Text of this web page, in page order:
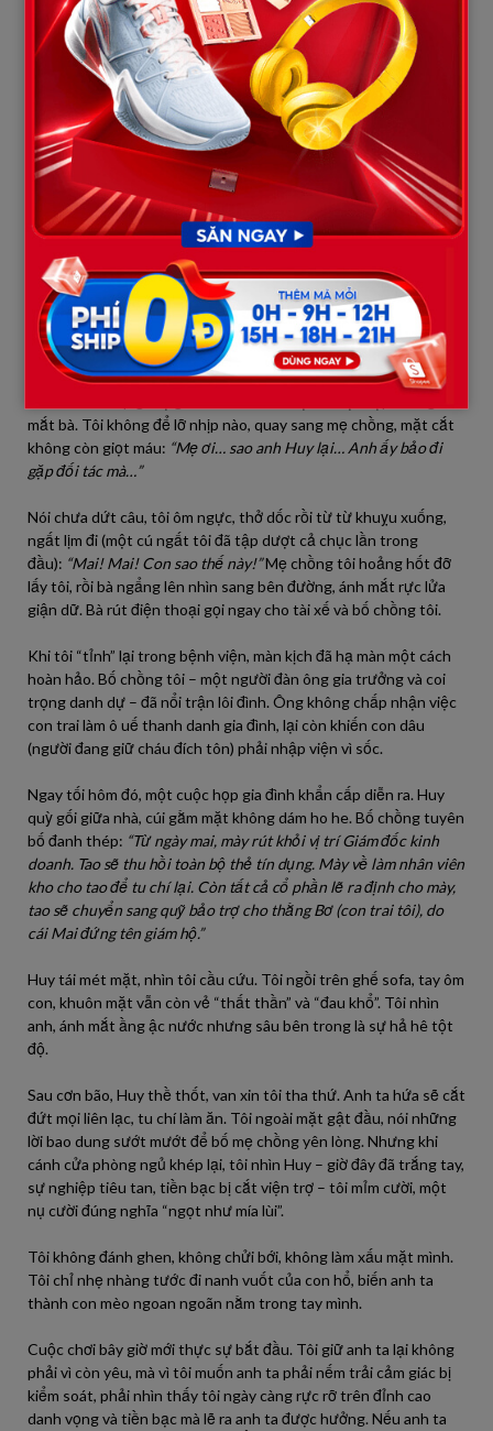
con thấy shop đồ hiệu đối diện hồ Tây đang sale hàng mới về đẹp
lắm. Mẹ con mình đi dạo phố, mua sắm chút cho khuây khỏa
nhé.”
Bà Lan, vốn cưng chiều con dâu, gật đầu ngay tắp lự.
Chúng tôi đến shop quần áo, vị trí đắc địa nhìn thẳng sang cửa
khách sạn bên kia đường. Tôi cố tình chọn chỗ ngồi gần cửa
kính, vừa ướm thử chiếc khăn lụa cho mẹ chồng, vừa liếc nhìn
đồng hồ. Đúng giờ G.
Cửa khách sạn mở ra. Huy bước ra, tay trong tay với cô nhân tình
nóng bỏng, cả hai cười nói rôm rả, thậm chí anh còn hôn lên má
cô ta ngay trước sảnh.
“Ơ… kia có phải là…”Tôi thốt lên, giọng run rẩy, đánh rơi chiếc
túi xách xuống sàn.
Bà Lan nhìn theo hướng tay tôi. Bà sững người. Cảnh tượng con
mắt bà. Tôi không để lỡ nhịp nào, quay sang mẹ chồng, mặt cắt
không còn giọt máu: “Mẹ ơi… sao anh Huy lại… Anh ấy bảo đi
gặp đối tác mà…”
Nói chưa dứt câu, tôi ôm ngực, thở dốc rồi từ từ khuỵu xuống,
ngất lịm đi (một cú ngất tôi đã tập dượt cả chục lần trong
đầu): “Mai! Mai! Con sao thế này!”Mẹ chồng tôi hoảng hốt đỡ
lấy tôi, rồi bà ngẩng lên nhìn sang bên đường, ánh mắt rực lửa
giận dữ. Bà rút điện thoại gọi ngay cho tài xế và bố chồng tôi.
Khi tôi “tỉnh” lại trong bệnh viện, màn kịch đã hạ màn một cách
hoàn hảo. Bố chồng tôi – một người đàn ông gia trưởng và coi
trọng danh dự – đã nổi trận lôi đình. Ông không chấp nhận việc
con trai làm ô uế thanh danh gia đình, lại còn khiến con dâu
(người đang giữ cháu đích tôn) phải nhập viện vì sốc.
Ngay tối hôm đó, một cuộc họp gia đình khẩn cấp diễn ra. Huy
quỳ gối giữa nhà, cúi gằm mặt không dám ho he. Bố chồng tuyên
bố đanh thép: “Từ ngày mai, mày rút khỏi vị trí Giám đốc kinh
doanh. Tao sẽ thu hồi toàn bộ thẻ tín dụng. Mày về làm nhân viên
kho cho tao để tu chí lại. Còn tất cả cổ phần lẽ ra định cho mày,
tao sẽ chuyển sang quỹ bảo trợ cho thằng Bơ (con trai tôi), do
cái Mai đứng tên giám hộ.”
Huy tái mét mặt, nhìn tôi cầu cứu. Tôi ngồi trên ghế sofa, tay ôm
con, khuôn mặt vẫn còn vẻ “thất thần” và “đau khổ”. Tôi nhìn
anh, ánh mắt ầng ậc nước nhưng sâu bên trong là sự hả hê tột
độ.
Sau cơn bão, Huy thề thốt, van xin tôi tha thứ. Anh ta hứa sẽ cắt
đứt mọi liên lạc, tu chí làm ăn. Tôi ngoài mặt gật đầu, nói những
lời bao dung sướt mướt để bố mẹ chồng yên lòng. Nhưng khi
cánh cửa phòng ngủ khép lại, tôi nhìn Huy – giờ đây đã trắng tay,
sự nghiệp tiêu tan, tiền bạc bị cắt viện trợ – tôi mỉm cười, một
nụ cười đúng nghĩa “ngọt như mía lùi”.
Tôi không đánh ghen, không chửi bới, không làm xấu mặt mình.
Tôi chỉ nhẹ nhàng tước đi nanh vuốt của con hổ, biến anh ta
thành con mèo ngoan ngoãn nằm trong tay mình.
Cuộc chơi bây giờ mới thực sự bắt đầu. Tôi giữ anh ta lại không
phải vì còn yêu, mà vì tôi muốn anh ta phải nếm trải cảm giác bị
kiểm soát, phải nhìn thấy tôi ngày càng rực rỡ trên đỉnh cao
danh vọng và tiền bạc mà lẽ ra anh ta được hưởng. Nếu anh ta